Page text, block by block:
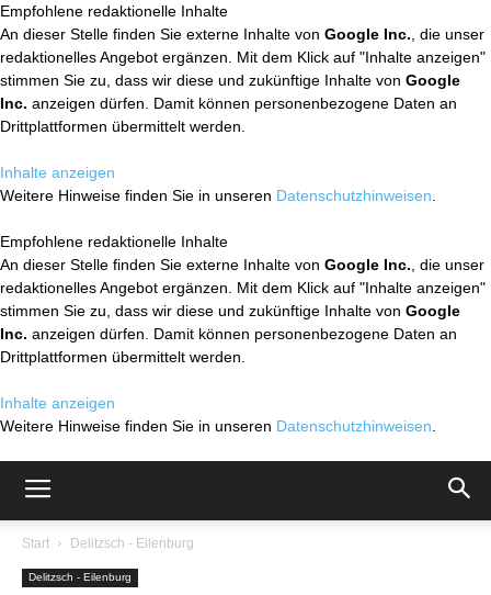
Empfohlene redaktionelle Inhalte
An dieser Stelle finden Sie externe Inhalte von Google Inc. , die unser
redaktionelles Angebot ergänzen. Mit dem Klick auf "Inhalte anzeigen"
stimmen Sie zu, dass wir diese und zukünftige Inhalte von Google
Inc. anzeigen dürfen. Damit können personenbezogene Daten an
Drittplattformen übermittelt werden.
Inhalte anzeigen
Weitere Hinweise finden Sie in unseren Datenschutzhinweisen
Empfohlene redaktionelle Inhalte
An dieser Stelle finden Sie externe Inhalte von Google Inc. , die unser
redaktionelles Angebot ergänzen. Mit dem Klick auf "Inhalte anzeigen"
stimmen Sie zu, dass wir diese und zukünftige Inhalte von Google
Inc. anzeigen dürfen. Damit können personenbezogene Daten an
Drittplattformen übermittelt werden.
Inhalte anzeigen
Weitere Hinweise finden Sie in unseren Datenschutzhinweisen
Start Delitzsch - Eilenburg
Delitzsch - Eilenburg